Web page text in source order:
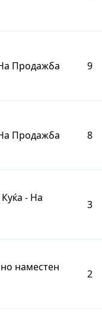
Продажба 9
Продажба 8
- На
3
наместен
2